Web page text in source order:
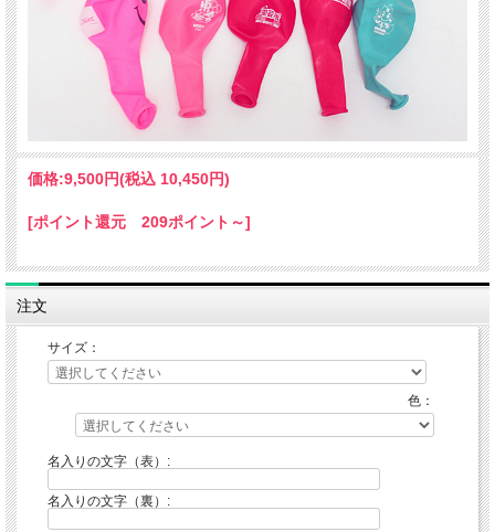
納期約3週間。お急ぎの際は、お問い合わせください。版を以前に作ってある場合
は、期間は多少短縮されます。ガス注入可。 原稿送信先メールアドレス
info@tochigiya.com
価格:9,500円(税込 10,450円)
[ポイント還元 209ポイント～]
注文
サイズ：
色：
名入りの文字（表）:
名入りの文字（裏）: